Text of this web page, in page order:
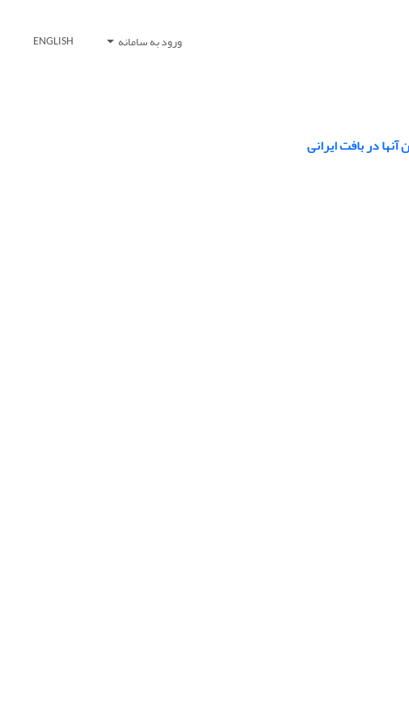
ورود به سامانه ENGLISH
در بافت ایرانی